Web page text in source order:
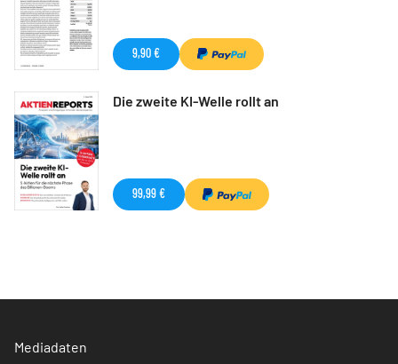
9,90 €
Die zweite KI-Welle rollt an
99,99 €
Mediadaten